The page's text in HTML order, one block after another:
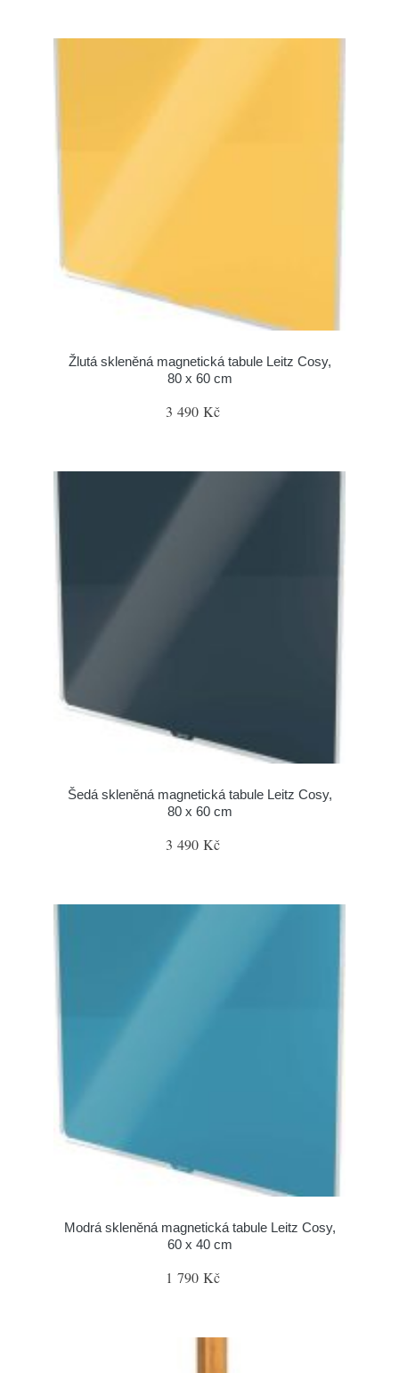
Žlutá skleněná magnetická tabule Leitz Cosy,
80 x 60 cm
3 490 Kč
Šedá skleněná magnetická tabule Leitz Cosy,
80 x 60 cm
3 490 Kč
Modrá skleněná magnetická tabule Leitz Cosy,
60 x 40 cm
1 790 Kč